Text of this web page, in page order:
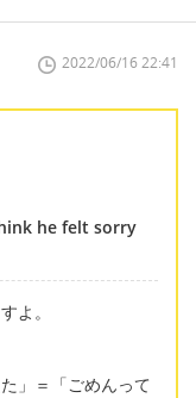
2022/06/16 22:41
he felt sorry
よ。
」＝「ごめんって